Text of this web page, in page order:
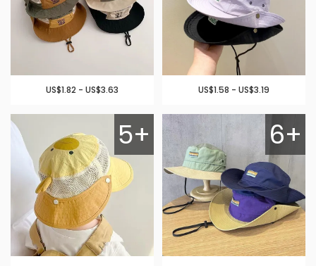
US$1.58 - US$3.19
US$1.82 - US$3.63
6+
5+